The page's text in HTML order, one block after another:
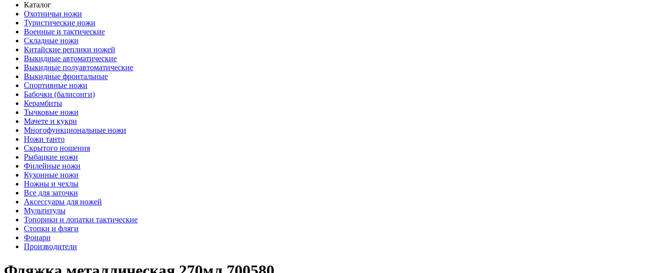
Каталог
Охотничьи ножи
Туристические ножи
Военные и тактические
Складные ножи
Китайские реплики ножей
Выкидные автоматические
Выкидные полуавтоматические
Выкидные фронтальные
Спортивные ножи
Бабочки (балисонги)
Керамбиты
Тычковые ножи
Мачете и кукри
Многофункциональные ножи
Ножи танто
Скрытого ношения
Рыбацкие ножи
Филейные ножи
Кухонные ножи
Ножны и чехлы
Все для заточки
Аксессуары для ножей
Мультитулы
Топорики и лопатки тактические
Стопки и фляги
Фонари
Производители